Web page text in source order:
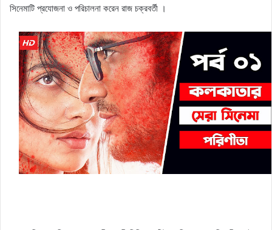
সিনেমাটি প্রযোজনা ও পরিচালনা করেন রাজ চক্রবর্তী ।